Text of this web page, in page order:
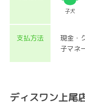
子犬
支払方法
現金・
子マネ
ディスワン上尾